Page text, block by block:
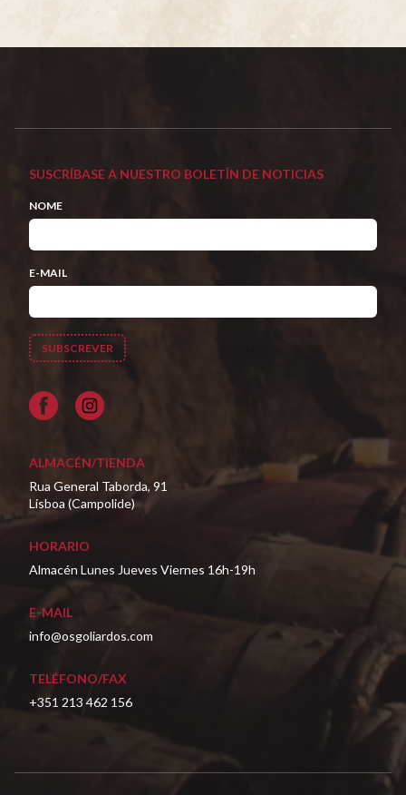
SUSCRÍBASE A NUESTRO BOLETÍN DE NOTICIAS
NOME
E-MAIL
Facebook
ALMACÉN/TIENDA
Rua General Taborda, 91
Lisboa (Campolide)
HORARIO
Almacén Lunes Jueves Viernes 16h-19h
E-MAIL
info@osgoliardos.com
TELÉFONO/FAX
+351 213 462 156